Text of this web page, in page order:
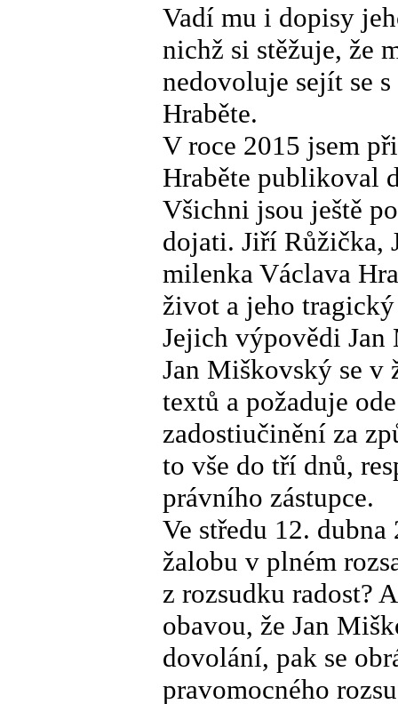
Vadí mu i dopisy
nichž si stěžuje, že
nedovoluje sejít se
Hraběte.
V roce 2015 jsem
Hraběte publikoval
Všichni jsou ještě
dojati. Jiří Růžička,
milenka Václava
život a jeho
Jejich výpovědi
Jan Miškovský se v
textů a požaduje
zadostiučinění za
to vše do tří dnů,
právního zástupce.
Ve středu 12.
žalobu v plném
z rozsudku radost?
obavou, že Jan
dovolání, pak se
pravomocného